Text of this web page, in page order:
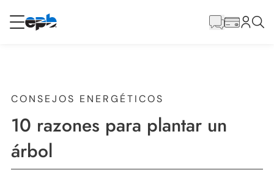
Internet
Energía
Televisión
principal
CONSEJOS ENERGÉTICOS
10 razones para plantar un
árbol